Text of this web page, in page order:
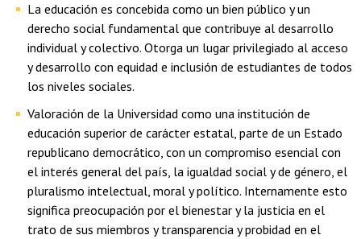
La educación es concebida como un bien público y un
derecho social fundamental que contribuye al desarrollo
individual y colectivo. Otorga un lugar privilegiado al acceso
y desarrollo con equidad e inclusión de estudiantes de todos
los niveles sociales.
Valoración de la Universidad como una institución de
educación superior de carácter estatal, parte de un Estado
republicano democrático, con un compromiso esencial con
el interés general del país, la igualdad social y de género, el
pluralismo intelectual, moral y político. Internamente esto
significa preocupación por el bienestar y la justicia en el
trato de sus miembros y transparencia y probidad en el